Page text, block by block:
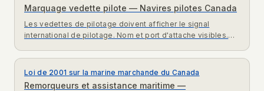
Marquage vedette pilote — Navires pilotes Canada
Les vedettes de pilotage doivent afficher le signal
international de pilotage. Nom et port d'attache visibles.
Loi de 2001 sur la marine marchande du Canada
Remorqueurs et assistance maritime —